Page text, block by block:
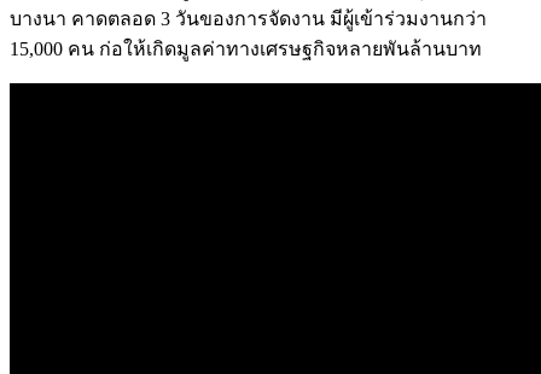
บางนา คาดตลอด 3 วันของการจัดงาน มีผู้เข้าร่วมงานกว่า
15,000 คน ก่อให้เกิดมูลค่าทางเศรษฐกิจหลายพันล้านบาท